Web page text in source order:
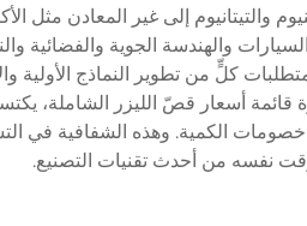
والتيتانيوم إلى غير المعادن مثل
والهندسة الجوية والفضائية
كلٍّ من تطوير النماذج الأولية
أسعار قصّ الليزر الشاملة،
خصومات الكمية. وهذه الشفافية في
نفسه من أحدث تقنيات التصنيع.